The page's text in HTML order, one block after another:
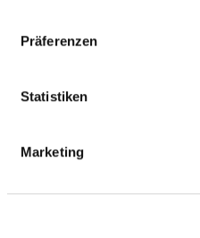
Präferenzen
Statistiken
Marketing
GESUNDHEITS-
GESUNDHEITS- UND
Mit
BERUFSGRUPPE